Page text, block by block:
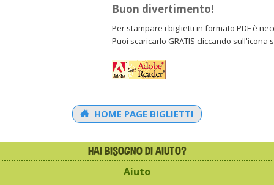
Buon divertimento!
Per stampare i biglietti in formato PDF è
Puoi scaricarlo GRATIS cliccando sull'icona
HOME PAGE BIGLIETTI
HAI BISOGNO DI AIUTO?
Aiuto